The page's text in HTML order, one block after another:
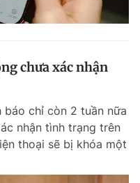
chưa xác nhận
báo chỉ còn 2 tuần nữa
nhận tình trạng trên
thoại sẽ bị khóa một